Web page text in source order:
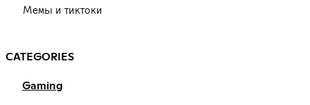
Мемы и тиктоки
CATEGORIES
Gaming